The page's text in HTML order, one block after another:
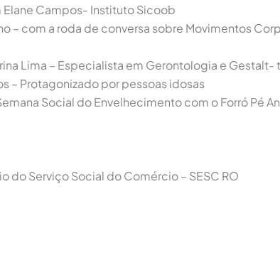
Campos- Instituto Sicoob
– com a roda de conversa sobre Movimentos
Lima – Especialista em Gerontologia e Gestalt-
– Protagonizado por pessoas idosas
Social do Envelhecimento com o Forró Pé
do Serviço Social do Comércio – SESC RO